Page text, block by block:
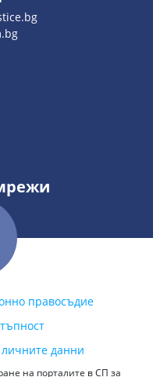
правосъдие
данни
на порталите в СП за